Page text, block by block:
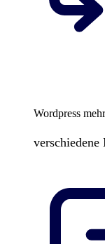
Wordpress